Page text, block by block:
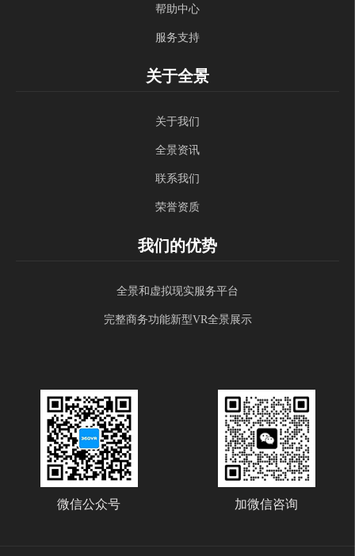
帮助中心
服务支持
关于全景
关于我们
全景资讯
联系我们
荣誉资质
我们的优势
全景和虚拟现实服务平台
完整商务功能新型VR全景展示
微信公众号 加微信咨询